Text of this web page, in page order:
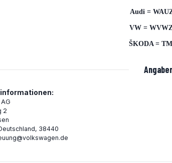
Audi =
VW =
ŠKODA =
2
38440